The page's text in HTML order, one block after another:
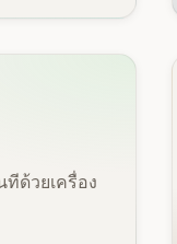
ด้วยเครื่อง